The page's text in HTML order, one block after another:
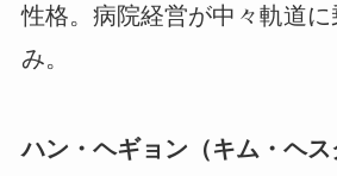
性格。病院経営が中々軌道
み。
ハン・ヘギョン（キム・ヘス